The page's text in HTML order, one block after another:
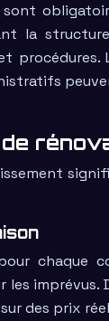
sont
la structure
chaque
les
des prix